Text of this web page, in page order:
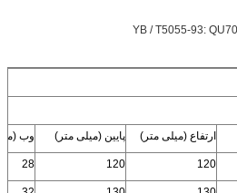
ارتفاع (میلی متر) پایین (میلی متر) وب
120
120
28